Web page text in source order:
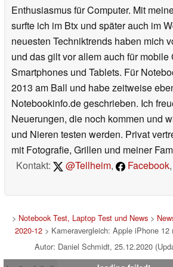
Enthusiasmus für Computer. Mit
surfte ich im Btx und später auch im
neuesten Techniktrends haben mich
und das gilt vor allem auch für mobile
Smartphones und Tablets. Für
2013 am Ball und habe zeitweise
Notebookinfo.de geschrieben. Ich
Neuerungen, die noch kommen und
und Nieren testen werden. Privat
mit Fotografie, Grillen und meiner
Kontakt:
@Tellheim, Facebook
> Notebook Test, Laptop Test und News>
2020-12> Kameravergleich: Apple iPhone 12
Autor: Daniel Schmidt, 25.12.2020